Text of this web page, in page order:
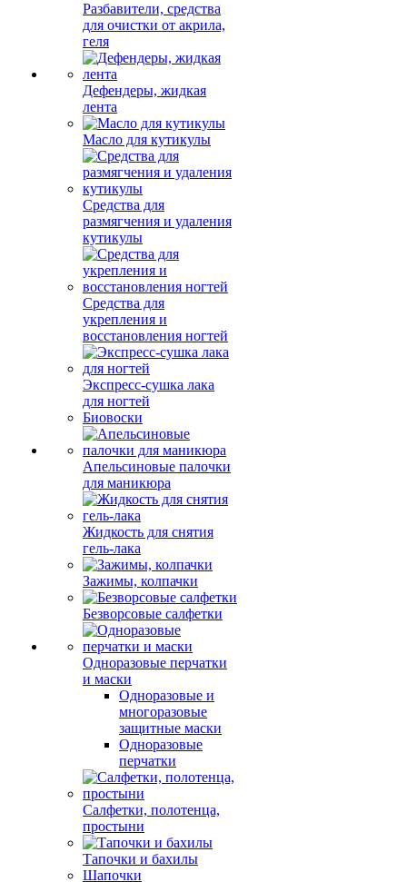
Разбавители, средства
для очистки от акрила,
геля
Дефендеры, жидкая
лента
Масло для кутикулы
Средства для
размягчения и удаления
кутикулы
Средства для
укрепления и
восстановления ногтей
Экспресс-сушка лака
для ногтей
Биовоски
Апельсиновые палочки
для маникюра
Жидкость для снятия
гель-лака
Зажимы, колпачки
Безворсовые салфетки
Одноразовые перчатки
и маски
Одноразовые и
многоразовые
защитные маски
Одноразовые
перчатки
Салфетки, полотенца,
простыни
Тапочки и бахилы
Шапочки